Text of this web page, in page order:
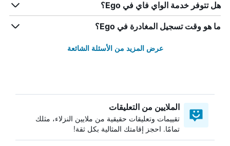
هل تتوفر خدمة الواي فاي في Ego؟
ما هو وقت تسجيل المغادرة في Ego؟
عرض المزيد من الأسئلة الشائعة
الملايين من التعليقات
تقييمات وتعليقات حقيقية من ملايين النزلاء، مثلك
تمامًا. احجز إقامتك المثالية بكل ثقة!